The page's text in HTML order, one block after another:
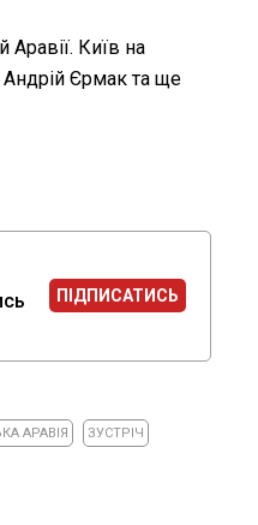
Аравії. Київ на
Єрмак та ще
ПІДПИСАТИСЬ
АРАВІЯ ЗУСТРІЧ